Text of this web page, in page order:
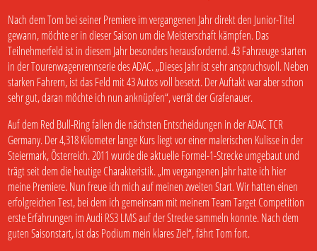
Nach dem Tom bei seiner Premiere im vergangenen Jahr direkt den Junior-Titel
gewann, möchte er in dieser Saison um die Meisterschaft kämpfen. Das
Teilnehmerfeld ist in diesem Jahr besonders herausfordernd. 43 Fahrzeuge starten
in der Tourenwagenrennserie des ADAC. „Dieses Jahr ist sehr anspruchsvoll. Neben
starken Fahrern, ist das Feld mit 43 Autos voll besetzt. Der Auftakt war aber schon
sehr gut, daran möchte ich nun anknüpfen“, verrät der Grafenauer.
Auf dem Red Bull-Ring fallen die nächsten Entscheidungen in der ADAC TCR
Germany. Der 4,318 Kilometer lange Kurs liegt vor einer malerischen Kulisse in der
Steiermark, Österreich. 2011 wurde die aktuelle Formel-1-Strecke umgebaut und
trägt seit dem die heutige Charakteristik. „Im vergangenen Jahr hatte ich hier
meine Premiere. Nun freue ich mich auf meinen zweiten Start. Wir hatten einen
erfolgreichen Test, bei dem ich gemeinsam mit meinem Team Target Competition
erste Erfahrungen im Audi RS3 LMS auf der Strecke sammeln konnte. Nach dem
guten Saisonstart, ist das Podium mein klares Ziel“, fährt Tom fort.